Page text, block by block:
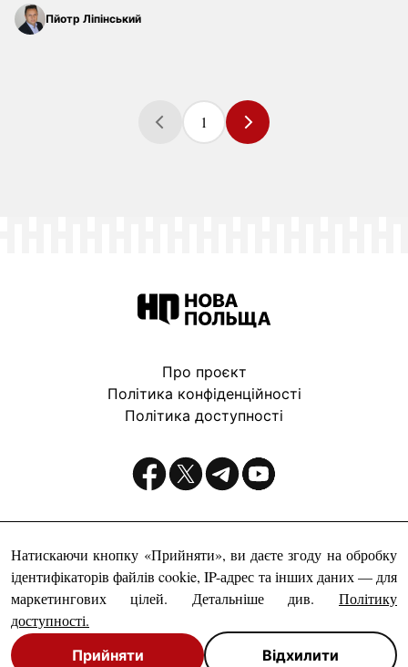
Пйотр Ліпінський
1
Натискаючи кнопку «Прийняти», ви даєте згоду на обробку
ідентифікаторів файлів cookie, IP-адрес та інших даних — для
маркетингових цілей. Детальніше див.
Політику
доступності.
Прийняти Відхилити
Про проєкт
Політика конфіденційності
Політика доступності